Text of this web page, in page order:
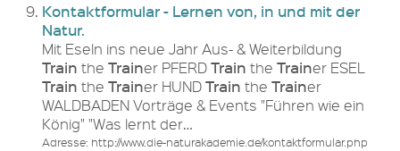
Kontaktformular - Lernen von, in und mit der
Natur.
Mit Eseln ins neue Jahr Aus- & Weiterbildung
Train the Trainer PFERDTrain the Trainer ESEL
Train the Trainer HUNDTrain the Trainer
WALDBADEN Vorträge & Events "Führen wie ein
König" "Was lernt der…
Adresse: http://www.die-naturakademie.de/kontaktformular.php